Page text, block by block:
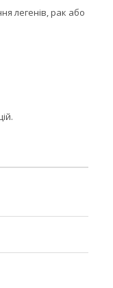
легенів, рак або